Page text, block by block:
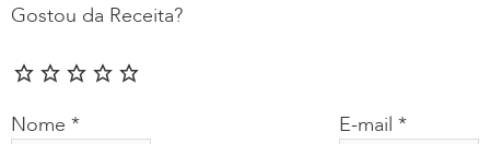
Gostou da Receita?
Nome * E-mail *